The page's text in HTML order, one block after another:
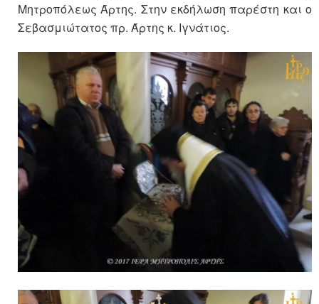
Μητροπόλεως Άρτης. Στην εκδήλωση παρέστη και ο
Σεβασμιώτατος πρ. Άρτης κ. Ιγνάτιος.